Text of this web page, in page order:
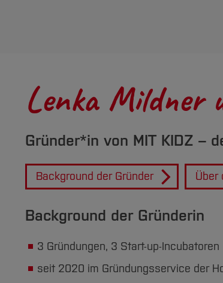
Lenka Mildner
Gründer*in von MIT KIDZ –
Background der Gründer Über
Background der Gründerin
3 Gründungen, 3 Start-up-Incubatoren
seit 2020 im Gründungsservice der